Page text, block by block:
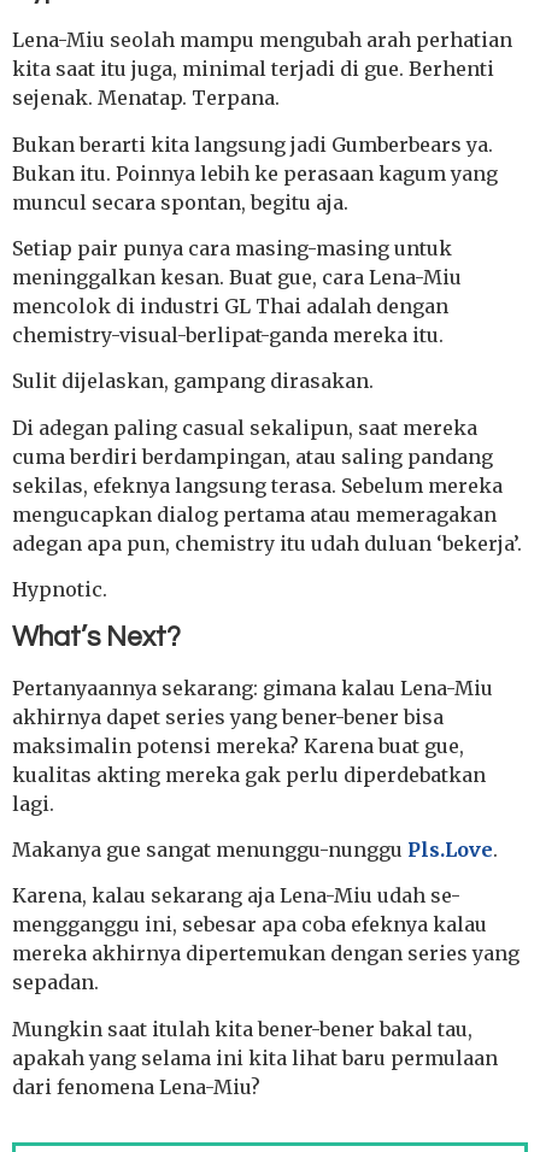
Lena-Miu seolah mampu mengubah arah perhatian
kita saat itu juga, minimal terjadi di gue. Berhenti
sejenak. Menatap. Terpana.
Bukan berarti kita langsung jadi Gumberbears ya.
Bukan itu. Poinnya lebih ke perasaan kagum yang
muncul secara spontan, begitu aja.
Setiap pair punya cara masing-masing untuk
meninggalkan kesan. Buat gue, cara Lena-Miu
mencolok di industri GL Thai adalah dengan
chemistry-visual-berlipat-ganda mereka itu.
Sulit dijelaskan, gampang dirasakan.
Di adegan paling casual sekalipun, saat mereka
cuma berdiri berdampingan, atau saling pandang
sekilas, efeknya langsung terasa. Sebelum mereka
mengucapkan dialog pertama atau memeragakan
adegan apa pun, chemistry itu udah duluan ‘bekerja’.
Hypnotic.
What’s Next?
Pertanyaannya sekarang: gimana kalau Lena-Miu
akhirnya dapet series yang bener-bener bisa
maksimalin potensi mereka? Karena buat gue,
kualitas akting mereka gak perlu diperdebatkan
lagi.
Makanya gue sangat menunggu-nunggu Pls.Love.
Karena, kalau sekarang aja Lena-Miu udah se-
mengganggu ini, sebesar apa coba efeknya kalau
mereka akhirnya dipertemukan dengan series yang
sepadan.
Mungkin saat itulah kita bener-bener bakal tau,
apakah yang selama ini kita lihat baru permulaan
dari fenomena Lena-Miu?